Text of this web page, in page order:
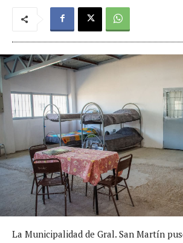
La Municipalidad de Gral. San Martín